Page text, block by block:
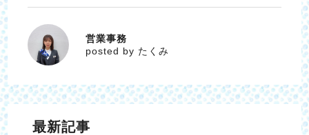
たくみ
営業事務
posted by たくみ
最新記事